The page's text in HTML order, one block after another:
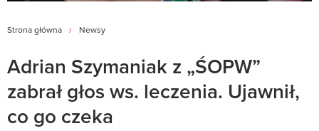
Strona główna Newsy
Adrian Szymaniak z „ŚOPW”
zabrał głos ws. leczenia. Ujawnił,
co go czeka